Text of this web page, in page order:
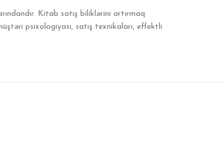
Kitab satış biliklərini artırmaq
psixologiyası, satış texnikaları, effektli